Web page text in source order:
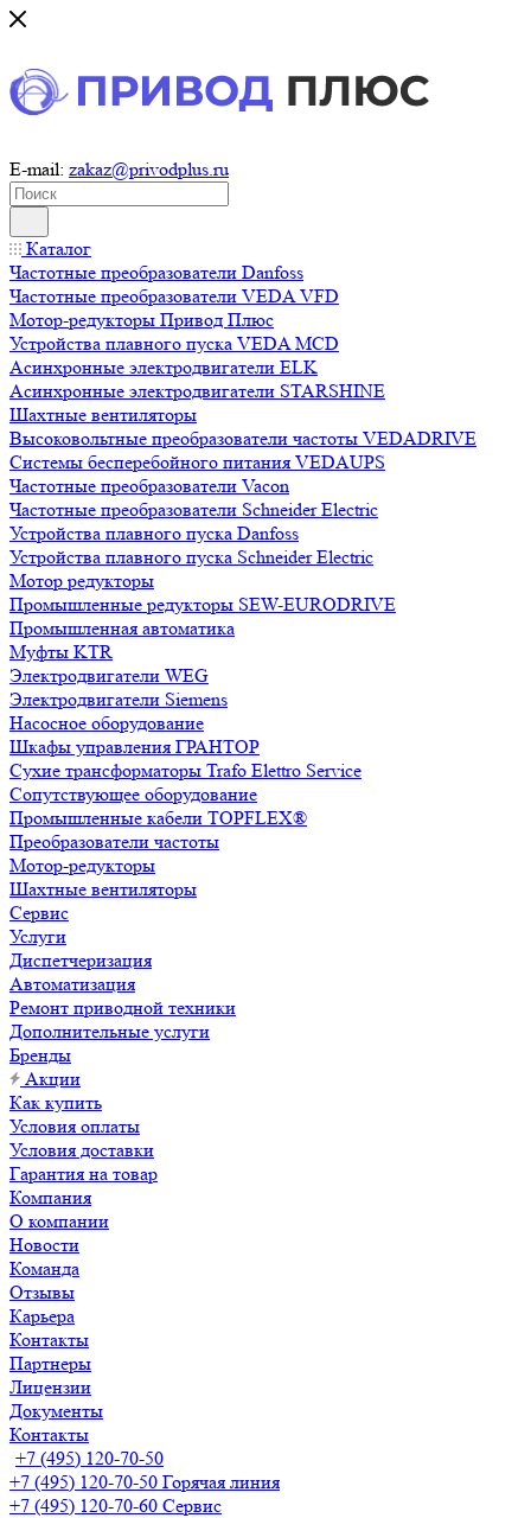
E-mail: zakaz@privodplus.ru
Каталог
Частотные преобразователи Danfoss
Частотные преобразователи VEDA VFD
Мотор-редукторы Привод Плюс
Устройства плавного пуска VEDA MCD
Асинхронные электродвигатели ELK
Асинхронные электродвигатели STARSHINE
Шахтные вентиляторы
Высоковольтные преобразователи частоты VEDADRIVE
Системы бесперебойного питания VEDAUPS
Частотные преобразователи Vacon
Частотные преобразователи Schneider Electric
Устройства плавного пуска Danfoss
Устройства плавного пуска Schneider Electric
Мотор редукторы
Промышленные редукторы SEW-EURODRIVE
Промышленная автоматика
Муфты KTR
Электродвигатели WEG
Электродвигатели Siemens
Насосное оборудование
Шкафы управления ГРАНТОР
Сухие трансформаторы Trafo Elettro Service
Сопутствующее оборудование
Промышленные кабели TOPFLEX®
Преобразователи частоты
Мотор-редукторы
Шахтные вентиляторы
Сервис
Услуги
Диспетчеризация
Автоматизация
Ремонт приводной техники
Дополнительные услуги
Бренды
Акции
Как купить
Условия оплаты
Условия доставки
Гарантия на товар
Компания
О компании
Новости
Команда
Отзывы
Карьера
Контакты
Партнеры
Лицензии
Документы
Контакты
+7 (495) 120-70-50
+7 (495) 120-70-50 Горячая линия
+7 (495) 120-70-60 Сервис